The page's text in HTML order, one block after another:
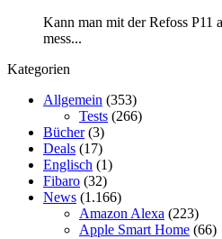
Kann man mit der Refoss P11
mess...
Kategorien
Allgemein (353)
Tests (266)
Bücher(3)
Deals (17)
Englisch (1)
Fibaro (32)
News (1.166)
Amazon Alexa (223)
Apple Smart Home (66)